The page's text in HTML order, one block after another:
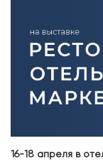
16-18 апреля в